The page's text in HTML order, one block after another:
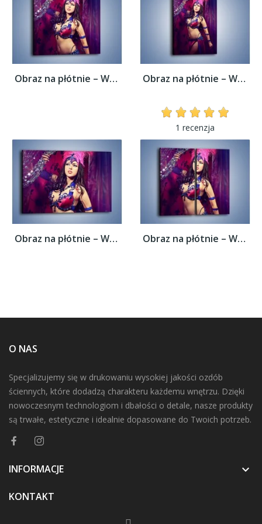
Obraz na płótnie – W oczekiwaniu na... Obraz na płótnie – W oczekiwaniu na...
1 recenzja
Obraz na płótnie – W oczekiwaniu na... Obraz na płótnie – W oczekiwaniu na...
O NAS
Specjalizujemy się w drukowaniu wysokiej jakości ozdób
ściennych, które dodadzą charakteru każdemu wnętrzu. Dzięki
nowoczesnym technologiom i dbałości o detale, nasze produkty
są trwałe, estetyczne i idealnie dopasowane do Twoich potrzeb.
INFORMACJE 
KONTAKT